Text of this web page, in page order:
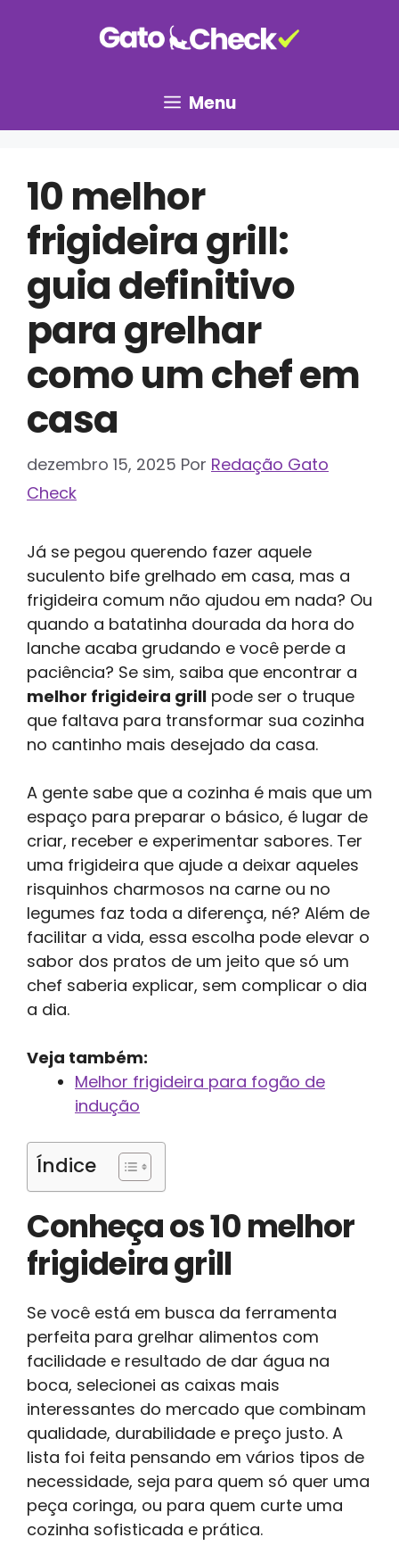
Menu
10 melhor
frigideira grill:
guia definitivo
para grelhar
como um chef em
casa
dezembro 15, 2025 Por Redação Gato
Check
Já se pegou querendo fazer aquele
suculento bife grelhado em casa, mas a
frigideira comum não ajudou em nada? Ou
quando a batatinha dourada da hora do
lanche acaba grudando e você perde a
paciência? Se sim, saiba que encontrar a
melhor frigideira grill pode ser o truque
que faltava para transformar sua cozinha
no cantinho mais desejado da casa.
A gente sabe que a cozinha é mais que um
espaço para preparar o básico, é lugar de
criar, receber e experimentar sabores. Ter
uma frigideira que ajude a deixar aqueles
risquinhos charmosos na carne ou no
legumes faz toda a diferença, né? Além de
facilitar a vida, essa escolha pode elevar o
sabor dos pratos de um jeito que só um
chef saberia explicar, sem complicar o dia
a dia.
Veja também:
Melhor frigideira para fogão de
indução
Índice
Conheça os 10 melhor
frigideira grill
Se você está em busca da ferramenta
perfeita para grelhar alimentos com
facilidade e resultado de dar água na
boca, selecionei as caixas mais
interessantes do mercado que combinam
qualidade, durabilidade e preço justo. A
lista foi feita pensando em vários tipos de
necessidade, seja para quem só quer uma
peça coringa, ou para quem curte uma
cozinha sofisticada e prática.